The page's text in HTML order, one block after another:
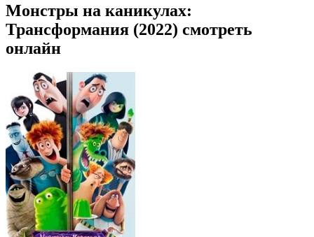
Монстры на каникулах:
Трансформания (2022) смотреть
онлайн